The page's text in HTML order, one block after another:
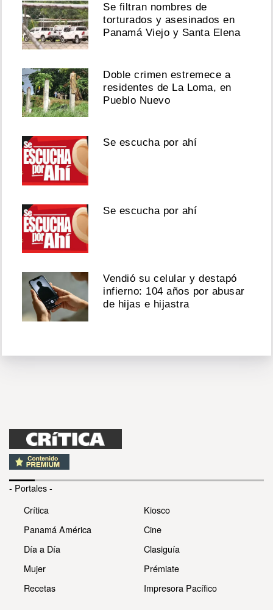
Se filtran nombres de
torturados y asesinados en
Panamá Viejo y Santa Elena
Doble crimen estremece a
residentes de La Loma, en
Pueblo Nuevo
Se escucha por ahí
Se escucha por ahí
Vendió su celular y destapó
infierno: 104 años por abusar
de hijas e hijastra
- Portales -
Crítica
Panamá América
Día a Día
Mujer
Recetas
Kiosco
Cine
Clasiguía
Prémiate
Impresora Pacífico